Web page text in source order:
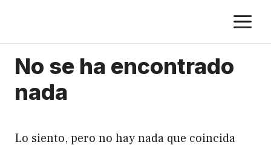
contenido
No se ha encontrado
nada
Lo siento, pero no hay nada que coincida